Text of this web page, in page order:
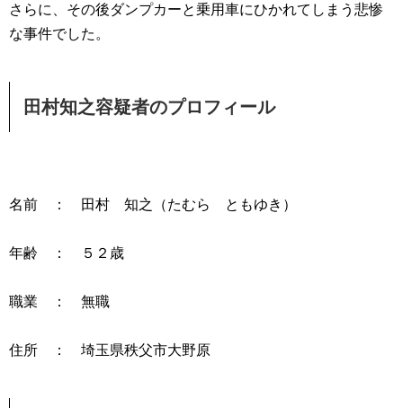
さらに、その後ダンプカーと乗用車にひかれてしまう悲惨
な事件でした。
田村知之容疑者のプロフィール
名前 ： 田村 知之（たむら ともゆき）
年齢 ： ５２歳
職業 ： 無職
住所 ： 埼玉県秩父市大野原